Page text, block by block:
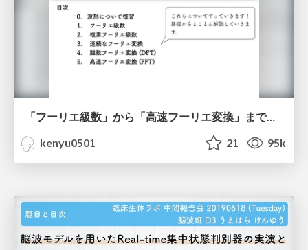
「フーリエ級数」から「高速フーリエ変換」まで全部やります！【2019.07.20更新】
kenyu0501
21 95k